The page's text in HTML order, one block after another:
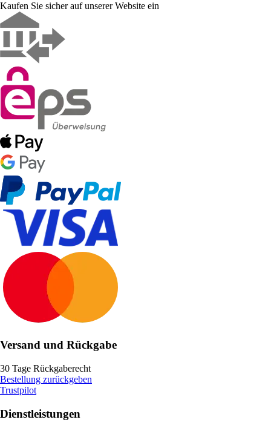
Kaufen Sie sicher auf unserer Website ein
Versand und Rückgabe
30 Tage Rückgaberecht
Bestellung zurückgeben
Trustpilot
Dienstleistungen